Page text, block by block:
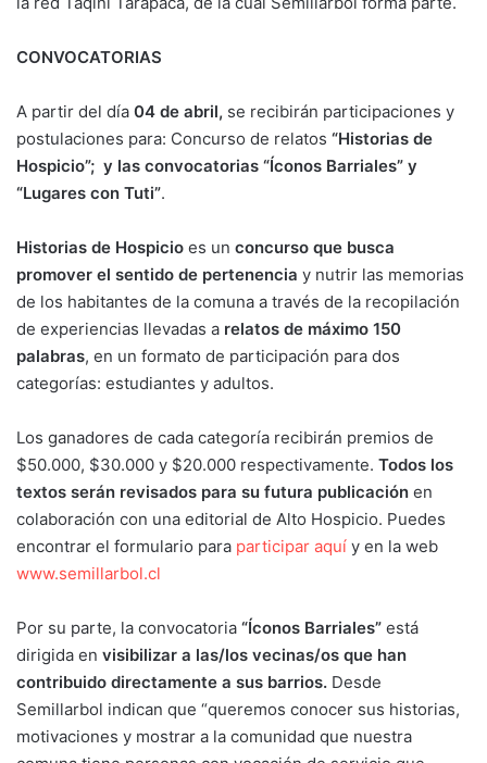
CONVOCATORIAS
A partir del día 04 de abril, se recibirán participaciones y
postulaciones para: Concurso de relatos “Historias de
Hospicio”; y las convocatorias “Íconos Barriales” y
“Lugares con Tuti”.
Historias de Hospicio es un concurso que busca
promover el sentido de pertenencia y nutrir las memorias
de los habitantes de la comuna a través de la recopilación
de experiencias llevadas a relatos de máximo 150
palabras, en un formato de participación para dos
categorías: estudiantes y adultos.
Los ganadores de cada categoría recibirán premios de
$50.000, $30.000 y $20.000 respectivamente. Todos los
textos serán revisados para su futura publicación en
colaboración con una editorial de Alto Hospicio. Puedes
encontrar el formulario para participar aquí y en la web
www.semillarbol.cl
Por su parte, la convocatoria “Íconos Barriales” está
dirigida en visibilizar a las/los vecinas/os que han
contribuido directamente a sus barrios. Desde
Semillarbol indican que “queremos conocer sus historias,
motivaciones y mostrar a la comunidad que nuestra